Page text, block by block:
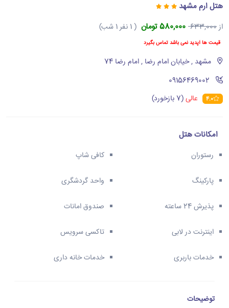
هتل ارم مشهد
از633,000 580,000 تومان ( 1 نفر 1 شب)
قیمت ها آپدید نمی باشد تماس بگیرد
مشهد , خیابان امام رضا , امام رضا 74
‪09156469002‬
4.0 عالی(7 بازخورد)
امکانات هتل
رستوران کافی شاپ
پارکینگ واحد گردشگری
پذیرش 24 ساعته صندوق امانات
اینترنت در لابی تاکسی سرویس
خدمات باربری خدمات خانه داری
توضیحات